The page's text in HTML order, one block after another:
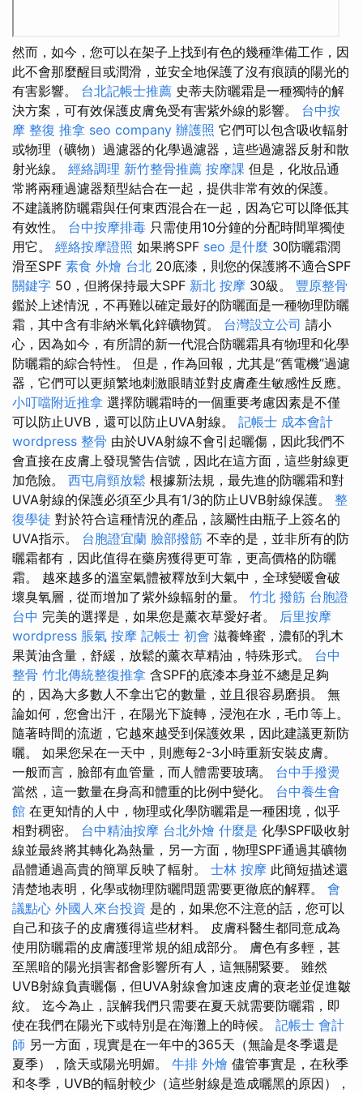
然而，如今，您可以在架子上找到有色的幾種準備工作，因
此不會那麼醒目或潤滑，並安全地保護了沒有痕蹟的陽光的
有害影響。 台北記帳士推薦 史蒂夫防曬霜是一種獨特的解
決方案，可有效保護皮膚免受有害紫外線的影響。 台中按
摩 整復 推拿 seo company 辦護照 它們可以包含吸收輻射
或物理（礦物）過濾器的化學過濾器，這些過濾器反射和散
射光線。 經絡調理 新竹整骨推薦 按摩課 但是，化妝品通
常將兩種過濾器類型結合在一起，提供非常有效的保護。
不建議將防曬霜與任何東西混合在一起，因為它可以降低其
有效性。 台中按摩排毒 只需使用10分鐘的分配時間單獨使
用它。 經絡按摩證照 如果將SPF seo 是什麼 30防曬霜潤
滑至SPF 素食 外燴 台北 20底漆，則您的保護將不適合SPF
關鍵字 50，但將保持最大SPF 新北 按摩 30級。 豐原整骨
鑑於上述情況，不再難以確定最好的防曬面是一種物理防曬
霜，其中含有非納米氧化鋅礦物質。 台灣設立公司 請小
心，因為如今，有所謂的新一代混合防曬霜具有物理和化學
防曬霜的綜合特性。 但是，作為回報，尤其是“舊電機”過濾
器，它們可以更頻繁地刺激眼睛並對皮膚產生敏感性反應。
小叮噹附近推拿 選擇防曬霜時的一個重要考慮因素是不僅
可以防止UVB，還可以防止UVA射線。 記帳士 成本會計
wordpress 整骨 由於UVA射線不會引起曬傷，因此我們不
會直接在皮膚上發現警告信號，因此在這方面，這些射線更
加危險。 西屯肩頸放鬆 根據新法規，最先進的防曬霜和對
UVA射線的保護必須至少具有1/3的防止UVB射線保護。 整
復學徒 對於符合這種情況的產品，該屬性由瓶子上簽名的
UVA指示。 台胞證宜蘭 臉部撥筋 不幸的是，並非所有的防
曬霜都有，因此值得在藥房獲得更可靠，更高價格的防曬
霜。 越來越多的溫室氣體被釋放到大氣中，全球變暖會破
壞臭氧層，從而增加了紫外線輻射的量。 竹北 撥筋 台胞證
台中 完美的選擇是，如果您是薰衣草愛好者。 后里按摩
wordpress 脹氣 按摩 記帳士 初會 滋養蜂蜜，濃郁的乳木
果黃油含量，舒緩，放鬆的薰衣草精油，特殊形式。 台中
整骨 竹北傳統整復推拿 含SPF的底漆本身並不總是足夠
的，因為大多數人不拿出它的數量，並且很容易磨損。 無
論如何，您會出汗，在陽光下旋轉，浸泡在水，毛巾等上。
隨著時間的流逝，它越來越受到保護效果，因此建議更新防
曬。 如果您呆在一天中，則應每2-3小時重新安裝皮膚。
一般而言，臉部有血管量，而人體需要玻璃。 台中手撥燙
當然，這一數量在身高和體重的比例中變化。 台中養生會
館 在更知情的人中，物理或化學防曬霜是一種困境，似乎
相對稠密。 台中精油按摩 台北外燴 什麼是 化學SPF吸收射
線並最終將其轉化為熱量，另一方面，物理SPF通過其礦物
晶體通過高貴的簡單反映了輻射。 士林 按摩 此簡短描述還
清楚地表明，化學或物理防曬問題需要更徹底的解釋。 會
議點心 外國人來台投資 是的，如果您不注意的話，您可以
自己和孩子的皮膚獲得這些材料。 皮膚科醫生都同意成為
使用防曬霜的皮膚護理常規的組成部分。 膚色有多輕，甚
至黑暗的陽光損害都會影響所有人，這無關緊要。 雖然
UVB射線負責曬傷，但UVA射線會加速皮膚的衰老並促進皺
紋。 迄今為止，誤解我們只需要在夏天就需要防曬霜，即
使在我們在陽光下或特別是在海灘上的時候。 記帳士 會計
師 另一方面，現實是在一年中的365天（無論是冬季還是
夏季），陰天或陽光明媚。 牛排 外燴 儘管事實是，在秋季
和冬季，UVB的輻射較少（這些射線是造成曬黑的原因），